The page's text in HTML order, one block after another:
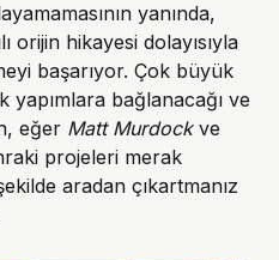
yanında,
orijin hikayesi dolayısıyla
başarıyor. Çok büyük
yapımlara bağlanacağı ve
eğer Matt Murdockve
projeleri merak
aradan çıkartmanız